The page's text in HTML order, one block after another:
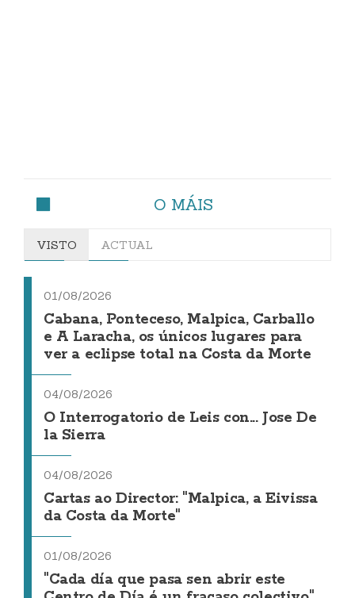
O MÁIS
VISTO ACTUAL
01/08/2026
Cabana, Ponteceso, Malpica, Carballo
e A Laracha, os únicos lugares para
ver a eclipse total na Costa da Morte
04/08/2026
O Interrogatorio de Leis con... Jose De
la Sierra
04/08/2026
Cartas ao Director: "Malpica, a Eivissa
da Costa da Morte"
01/08/2026
"Cada día que pasa sen abrir este